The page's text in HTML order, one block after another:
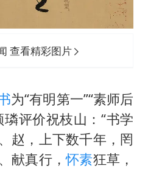
查看精彩图片
为“有明第一”“素师后
评价祝枝山：“书学
赵，上下数千年，罔
献真行，怀素狂草，